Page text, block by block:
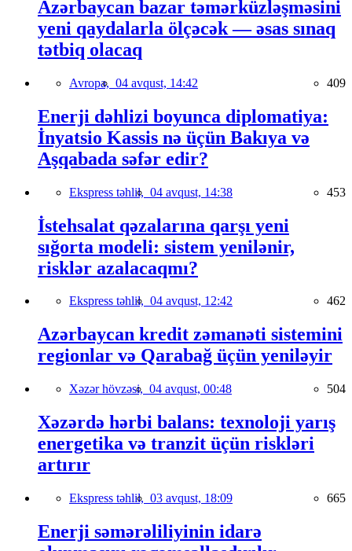
Azərbaycan bazar təmərküzləşməsini
yeni qaydalarla ölçəcək — əsas sınaq
tətbiq olacaq
Avropa, 04 avqust, 14:42 409
Enerji dəhlizi boyunca diplomatiya:
İnyatsio Kassis nə üçün Bakıya və
Aşqabada səfər edir?
Ekspress təhlil, 04 avqust, 14:38 453
İstehsalat qəzalarına qarşı yeni
sığorta modeli: sistem yenilənir,
risklər azalacaqmı?
Ekspress təhlil, 04 avqust, 12:42 462
Azərbaycan kredit zəmanəti sistemini
regionlar və Qarabağ üçün yeniləyir
Xəzər hövzəsi, 04 avqust, 00:48 504
Xəzərdə hərbi balans: texnoloji yarış
energetika və tranzit üçün riskləri
artırır
Ekspress təhlil, 03 avqust, 18:09 665
Enerji səmərəliliyinin idarə